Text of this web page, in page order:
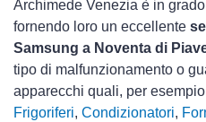
Archimede Venezia è in
fornendo loro un eccellente
Samsung a Noventa di
tipo di malfunzionamento o
apparecchi quali, per
Frigoriferi, Condizionatori,